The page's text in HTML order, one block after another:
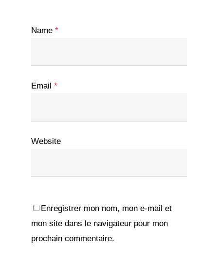
Name *
Email *
Website
Enregistrer mon nom, mon e-mail et
mon site dans le navigateur pour mon
prochain commentaire.